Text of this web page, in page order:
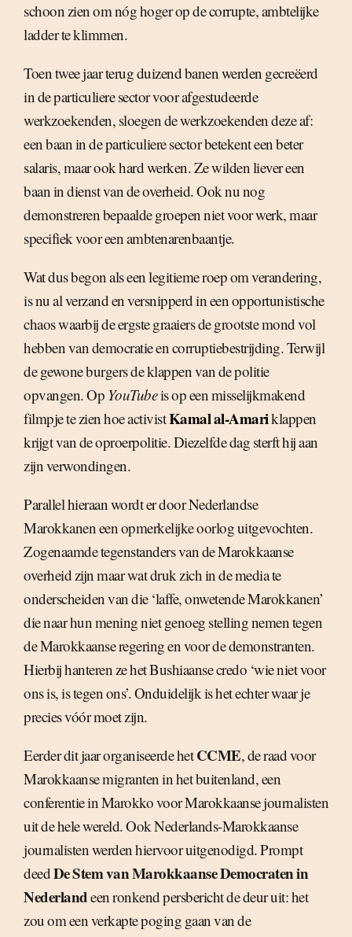
schoon zien om nóg hoger op de corrupte, ambtelijke
ladder te klimmen.
Toen twee jaar terug duizend banen werden gecreëerd
in de particuliere sector voor afgestudeerde
werkzoekenden, sloegen de werkzoekenden deze af:
een baan in de particuliere sector betekent een beter
salaris, maar ook hard werken. Ze wilden liever een
baan in dienst van de overheid. Ook nu nog
demonstreren bepaalde groepen niet voor werk, maar
specifiek voor een ambtenarenbaantje.
Wat dus begon als een legitieme roep om verandering,
is nu al verzand en versnipperd in een opportunistische
chaos waarbij de ergste graaiers de grootste mond vol
hebben van democratie en corruptiebestrijding. Terwijl
de gewone burgers de klappen van de politie
opvangen. Op YouTubeis op een misselijkmakend
filmpje te zien hoe activistKamal al-Amariklappen
krijgt van de oproerpolitie. Diezelfde dag sterft hij aan
zijn verwondingen.
Parallel hieraan wordt er door Nederlandse
Marokkanen een opmerkelijke oorlog uitgevochten.
Zogenaamde tegenstanders van de Marokkaanse
overheid zijn maar wat druk zich in de media te
onderscheiden van die ‘laffe, onwetende Marokkanen’
die naar hun mening niet genoeg stelling nemen tegen
de Marokkaanse regering en voor de demonstranten.
Hierbij hanteren ze het Bushiaanse credo ‘wie niet voor
ons is, is tegen ons’. Onduidelijk is het echter waar je
precies vóór moet zijn.
Eerder dit jaar organiseerde hetCCME, de raad voor
Marokkaanse migranten in het buitenland, een
conferentie in Marokko voor Marokkaanse journalisten
uit de hele wereld. Ook Nederlands-Marokkaanse
journalisten werden hiervoor uitgenodigd. Prompt
deedDe Stem van Marokkaanse Democraten in
Nederlandeen ronkend persbericht de deur uit: het
zou om een verkapte poging gaan van de